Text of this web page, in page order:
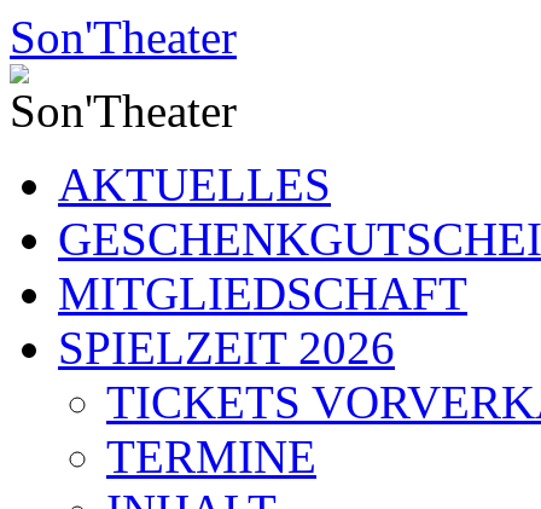
Zum
Inhalt
springen
Son'Theater
AKTUELLES
MITGLIEDSCHAFT
SPIELZEIT 2026
TICKETS
TERMINE